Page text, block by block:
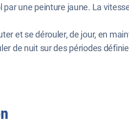
une peinture jaune. La
et se dérouler, de jour, en
de nuit sur des périodes